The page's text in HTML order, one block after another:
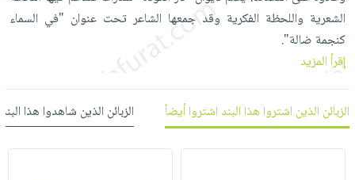
اكسسوارات
ملابس
مطرزات
حقائب
حلي
القراءة
iKitab
بلا
حدود
نيل
وفرات
عن
الشركة
سياسة
حسابك
لائحة
الشعرية واللحظة الفكرية وقد جمعها الشاعر تحت عنوان "في السماء
كنجمة ضالة".
إقرأ المزيد
الزبائن الذين اشتروا هذا البند اشتروا أيضاً الزبائن الذين شاهدوا هذا